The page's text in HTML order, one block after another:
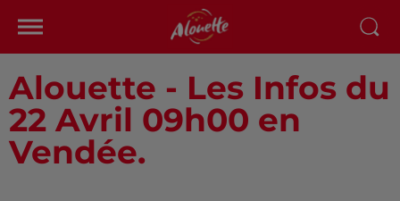
Alouette - Les Infos du
22 Avril 09h00 en
Vendée.